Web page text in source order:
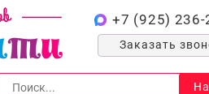
+7 (925) 236-
Заказать